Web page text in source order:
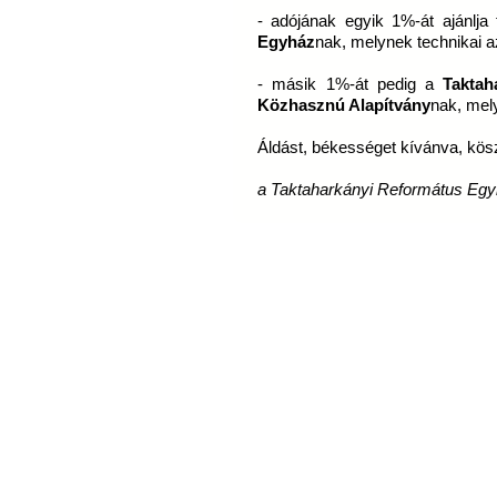
- adójának egyik 1%-át
Egyháznak, melynek technikai
- másik 1%-át pedig a
Közhasznú Alapítványnak,
Áldást, békességet kívánva,
a Taktaharkányi Református